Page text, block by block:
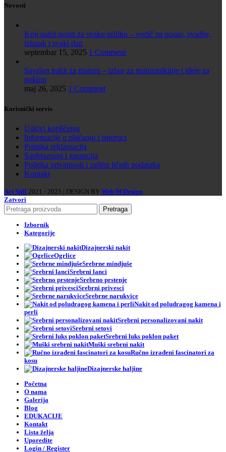
Novosti
Koji nakit nositi za svaku priliku – vodič za posao, svadbe,
izlazak i svaki dan
septembar 15, 2025 1 Comment
Savršen nakit za maturu – izbor za maturantkinje i ideje za
poklon
maj 26, 2025 1 Comment
Korisnički servis
Uslovi korišćenja
Informacije o plaćanju i isporuci
Politika reklamacija
Saobraznost i garancija
Politika privatnosti i zaštita ličnih podataka
Kontakt
Art Still 2021 - 2025 | DESIGN BY Web M Design
Zatvori
Pretraga
Izbornik
Kategorije
Dizajnerski nakit
Ogrlice
Srebrne mindjuše
Srebrni lanci
Srebrno prstenje
Srebrni privesci
Srebrne narukvice
Nakit od poludragog kamena i
perli
Srebrni personalizovani nakit
Srebrni setovi
Srebrni luks poklon paket
Muški srebrni nakit
Ručno izrađeni fascinatori za
kosu
Dizajnerske haljine
Početna
O nama
Galerija
Blog
EDUKACIJE
Kontakt
Lista želja
Uporedite
Login / Register